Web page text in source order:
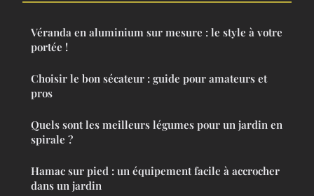
Véranda en aluminium sur mesure : le style à votre
portée !
Choisir le bon sécateur : guide pour amateurs et
pros
Quels sont les meilleurs légumes pour un jardin en
spirale ?
Hamac sur pied : un équipement facile à accrocher
dans un jardin